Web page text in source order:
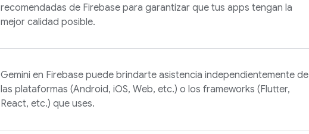
recomendadas de Firebase para garantizar que tus apps tengan la
mejor calidad posible.
Gemini en Firebase puede brindarte asistencia independientemente de
las plataformas (Android, iOS, Web, etc.) o los frameworks (Flutter,
React, etc.) que uses.